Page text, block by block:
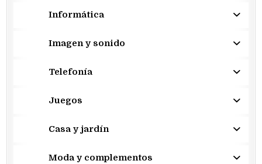
Informática
Imagen y sonido
Telefonía
Juegos
Casa y jardín
Moda y complementos